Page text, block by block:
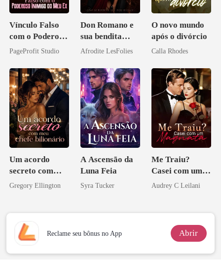
Vínculo Falso
com o Poderoso
Inimigo do Meu
PageProfit Studio
Don Romano e
sua bendita
ruína
Afrodite LesFolies
O novo mundo
após o divórcio
Calla Rhodes
Um acordo
secreto com
meu chefe
Gregory Ellington
A Ascensão da
Luna Feia
Syra Tucker
Me Traiu?
Casei com um
Magnata
Audrey C Leilani
Reclame seu bônus no App Abrir